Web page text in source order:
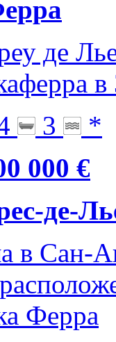
де
3
*
000 €
де-
в Сан-
Ферра